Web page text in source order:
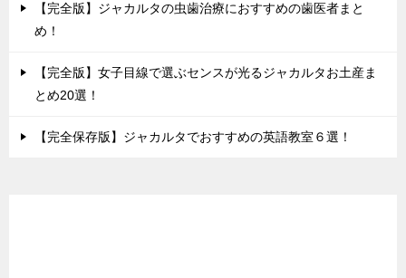
【完全版】ジャカルタの虫歯治療におすすめの歯医者まと
め！
【完全版】女子目線で選ぶセンスが光るジャカルタお土産ま
とめ20選！
【完全保存版】ジャカルタでおすすめの英語教室６選！